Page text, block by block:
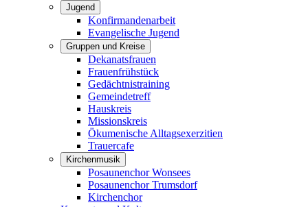
Jugend
Konfirmandenarbeit
Evangelische Jugend
Gruppen und Kreise
Dekanatsfrauen
Frauenfrühstück
Gedächtnistraining
Gemeindetreff
Hauskreis
Missionskreis
Ökumenische Alltagsexerzitien
Trauercafe
Kirchenmusik
Posaunenchor Wonsees
Posaunenchor Trumsdorf
Kirchenchor